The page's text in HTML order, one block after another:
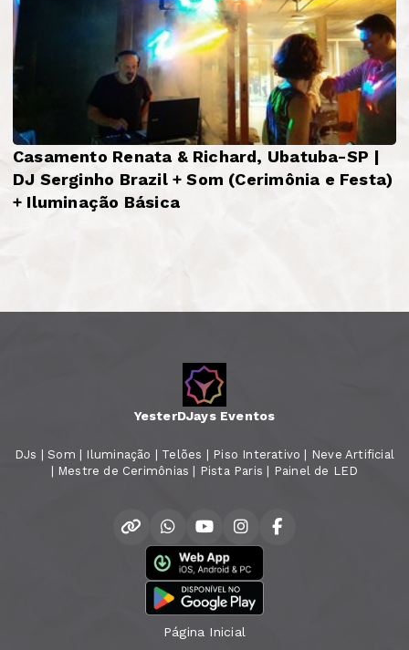
Casamento Renata & Richard, Ubatuba-SP |
DJ Serginho Brazil + Som (Cerimônia e Festa)
+ Iluminação Básica
YesterDJays Eventos
DJs | Som | Iluminação | Telões | Piso Interativo | Neve Artificial
| Mestre de Cerimônias | Pista Paris | Painel de LED
Página Inicial